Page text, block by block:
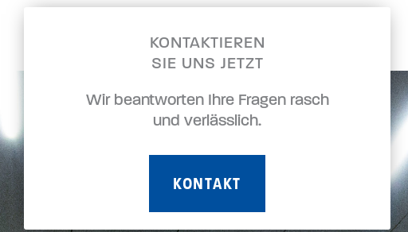
KONTAKTIEREN
SIE UNS JETZT
Wir beantworten Ihre Fragen rasch
und verlässlich.
KONTAKT